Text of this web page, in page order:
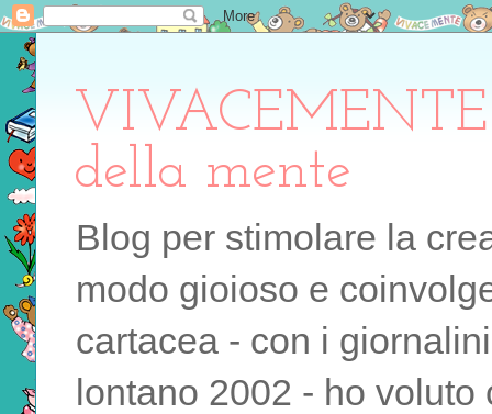
della mente
Blog per stimolare la
modo gioioso e
cartacea - con i
lontano 2002 - ho